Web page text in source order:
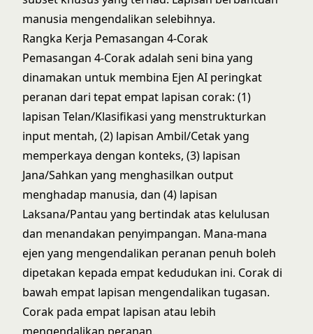
manusia mengendalikan selebihnya.
Rangka Kerja Pemasangan 4-Corak
Pemasangan 4-Corak adalah seni bina yang
dinamakan untuk membina Ejen AI peringkat
peranan dari tepat empat lapisan corak: (1)
lapisan Telan/Klasifikasi yang menstrukturkan
input mentah, (2) lapisan Ambil/Cetak yang
memperkaya dengan konteks, (3) lapisan
Jana/Sahkan yang menghasilkan output
menghadap manusia, dan (4) lapisan
Laksana/Pantau yang bertindak atas kelulusan
dan menandakan penyimpangan. Mana-mana
ejen yang mengendalikan peranan penuh boleh
dipetakan kepada empat kedudukan ini. Corak di
bawah empat lapisan mengendalikan tugasan.
Corak pada empat lapisan atau lebih